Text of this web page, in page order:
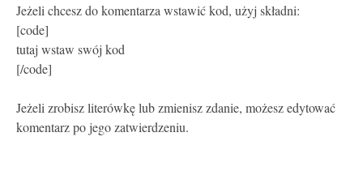
Jeżeli chcesz do komentarza wstawić kod, użyj składni:
[code]
tutaj wstaw swój kod
[/code]
Jeżeli zrobisz literówkę lub zmienisz zdanie, możesz edytować
komentarz po jego zatwierdzeniu.